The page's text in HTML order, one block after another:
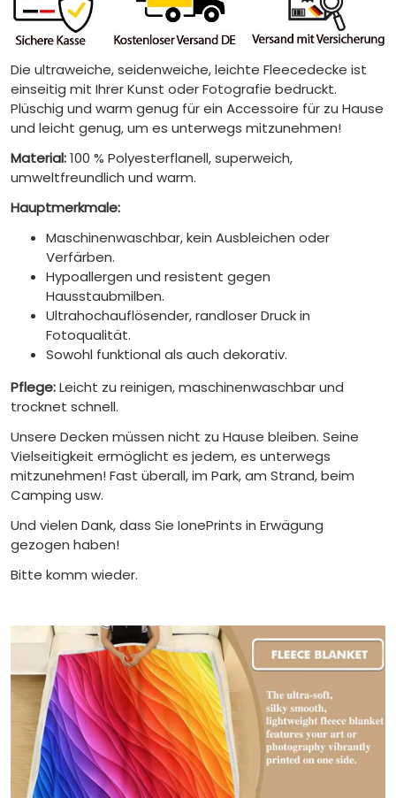
Die ultraweiche, seidenweiche, leichte Fleecedecke ist
einseitig mit Ihrer Kunst oder Fotografie bedruckt.
Plüschig und warm genug für ein Accessoire für zu Hause
und leicht genug, um es unterwegs mitzunehmen!
Material:100 % Polyesterflanell, superweich,
umweltfreundlich und warm.
Hauptmerkmale:
Maschinenwaschbar, kein Ausbleichen oder
Verfärben.
Hypoallergen und resistent gegen
Hausstaubmilben.
Ultrahochauflösender, randloser Druck in
Fotoqualität.
Sowohl funktional als auch dekorativ.
Pflege:Leicht zu reinigen, maschinenwaschbar und
trocknet schnell.
Unsere Decken müssen nicht zu Hause bleiben. Seine
Vielseitigkeit ermöglicht es jedem, es unterwegs
mitzunehmen! Fast überall, im Park, am Strand, beim
Camping usw.
Und vielen Dank, dass Sie IonePrints in Erwägung
gezogen haben!
Bitte komm wieder.